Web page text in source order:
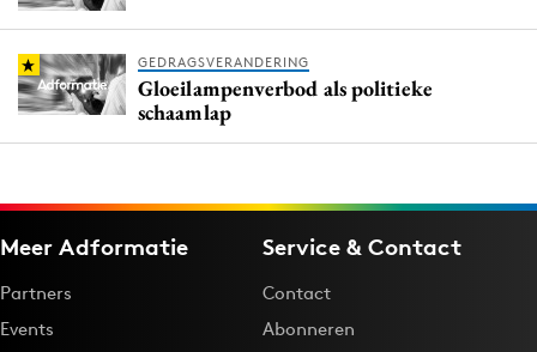
GEDRAGSVERANDERING
Gloeilampenverbod als politieke
schaamlap
Meer Adformatie
Partners
Events
Service & Contact
Contact
Abonneren